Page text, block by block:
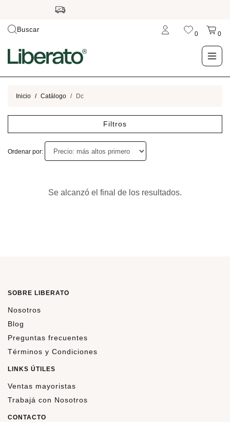
Buscar
0 0
LO NUEVO
OUTLET
Inicio Catálogo Dc
Filtros
Ordenar por:
Se alcanzó el final de los resultados.
SOBRE LIBERATO
Nosotros
Blog
Preguntas frecuentes
Términos y Condiciones
LINKS ÚTILES
Ventas mayoristas
Trabajá con Nosotros
CONTACTO